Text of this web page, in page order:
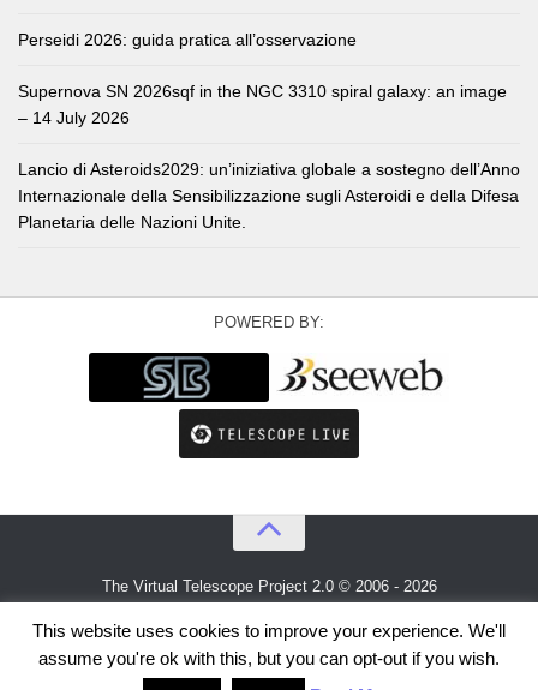
Perseidi 2026: guida pratica all’osservazione
Supernova SN 2026sqf in the NGC 3310 spiral galaxy: an image
– 14 July 2026
Lancio di Asteroids2029: un’iniziativa globale a sostegno dell’Anno
Internazionale della Sensibilizzazione sugli Asteroidi e della Difesa
Planetaria delle Nazioni Unite.
POWERED BY:
The Virtual Telescope Project 2.0 © 2006 - 2026
This website uses cookies to improve your experience. We'll
assume you're ok with this, but you can opt-out if you wish.